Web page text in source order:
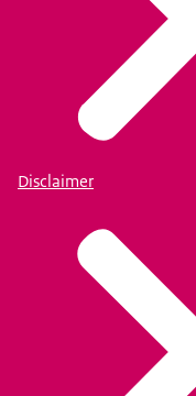
Disclaimer